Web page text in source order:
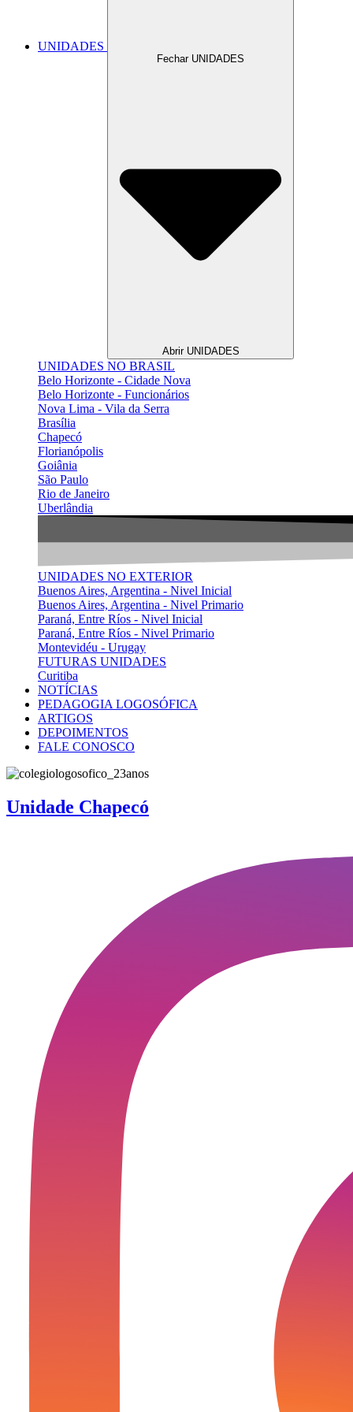
UNIDADES
Fechar UNIDADES
Abrir UNIDADES
UNIDADES NO BRASIL
Belo Horizonte - Cidade Nova
Belo Horizonte - Funcionários
Nova Lima - Vila da Serra
Brasília
Chapecó
Florianópolis
Goiânia
São Paulo
Rio de Janeiro
Uberlândia
UNIDADES NO EXTERIOR
Buenos Aires, Argentina - Nivel Inicial
Buenos Aires, Argentina - Nivel Primario
Paraná, Entre Ríos - Nivel Inicial
Paraná, Entre Ríos - Nivel Primario
Montevidéu - Urugay
FUTURAS UNIDADES
Curitiba
NOTÍCIAS
PEDAGOGIA LOGOSÓFICA
ARTIGOS
DEPOIMENTOS
FALE CONOSCO
Unidade Chapecó